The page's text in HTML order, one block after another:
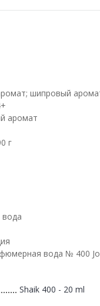
шипровый
аромат
г
вода № 400
Shaik 400 - 20 ml